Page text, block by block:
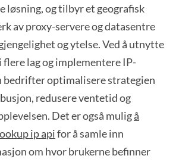
løsning, og tilbyr et geografisk
av proxy-servere og datasentre
og ytelse. Ved å utnytte
lag og implementere IP-
bedrifter optimalisere strategien
redusere ventetid og
Det er også muligå
ip apifor å samle inn
om hvor brukerne befinner